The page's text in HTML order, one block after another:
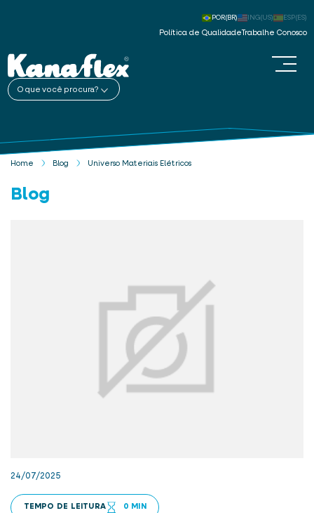
Política de Qualidade Trabalhe Conosco
POR(BR) ING(US) ESP(ES)
O que você procura?
Home Blog Universo Materiais Elétricos
Blog
24/07/2025
TEMPO DE LEITURA 0 MIN